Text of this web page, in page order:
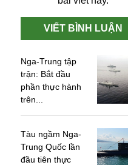
VIẾT BÌNH LUẬN
Nga-Trung tập
trận: Bắt đầu
phần thực hành
trên...
Tàu ngầm Nga-
Trung Quốc lần
đầu tiên thực